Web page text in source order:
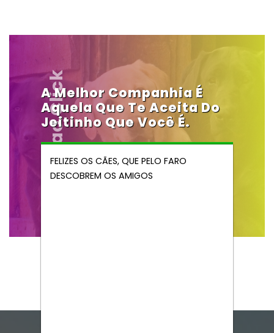
Vendocao.click
A Melhor Companhia É
Aquela Que Te Aceita Do
Jeitinho Que Você É.
FELIZES OS CÃES, QUE PELO FARO
DESCOBREM OS AMIGOS